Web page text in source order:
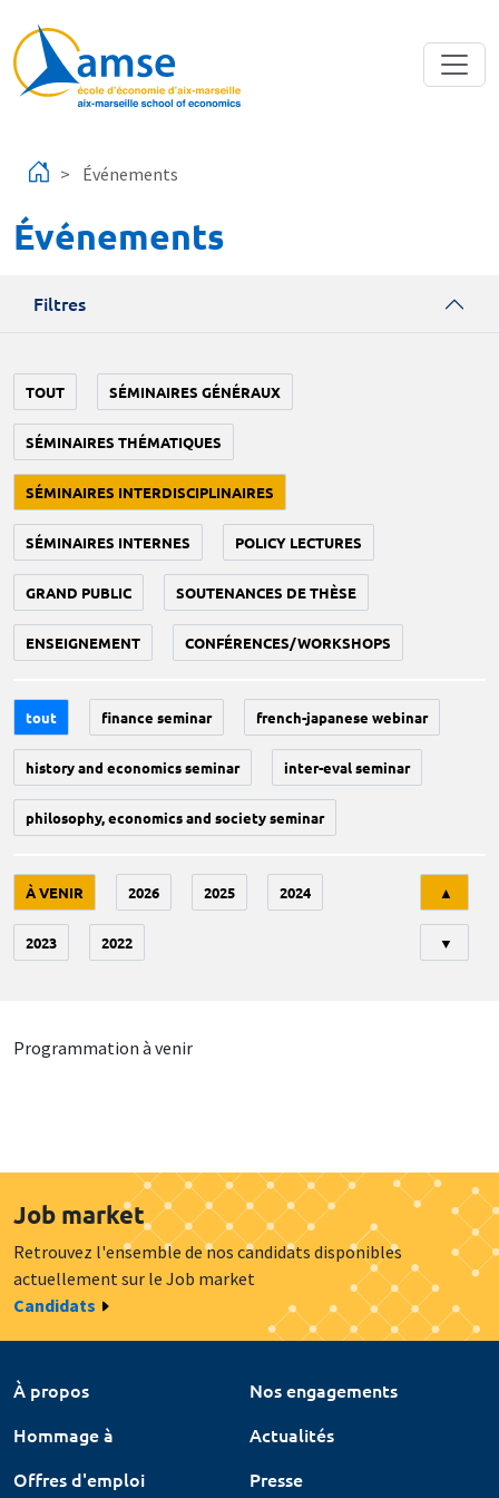
Événements
Événements
Filtres
TOUT SÉMINAIRES GÉNÉRAUX
SÉMINAIRES THÉMATIQUES
SÉMINAIRES INTERDISCIPLINAIRES
SÉMINAIRES INTERNES POLICY LECTURES
GRAND PUBLIC SOUTENANCES DE THÈSE
ENSEIGNEMENT CONFÉRENCES/WORKSHOPS
tout finance seminar french-japanese webinar
history and economics seminar inter-eval seminar
philosophy, economics and society seminar
À VENIR 2026 2025 2024
2023 2022
▲
▼
Programmation à venir
Job market
Retrouvez l'ensemble de nos candidats disponibles
actuellement sur le Job market
Candidats
À propos
Nos engagements
Hommage à
Actualités
Offres d'emploi
Presse